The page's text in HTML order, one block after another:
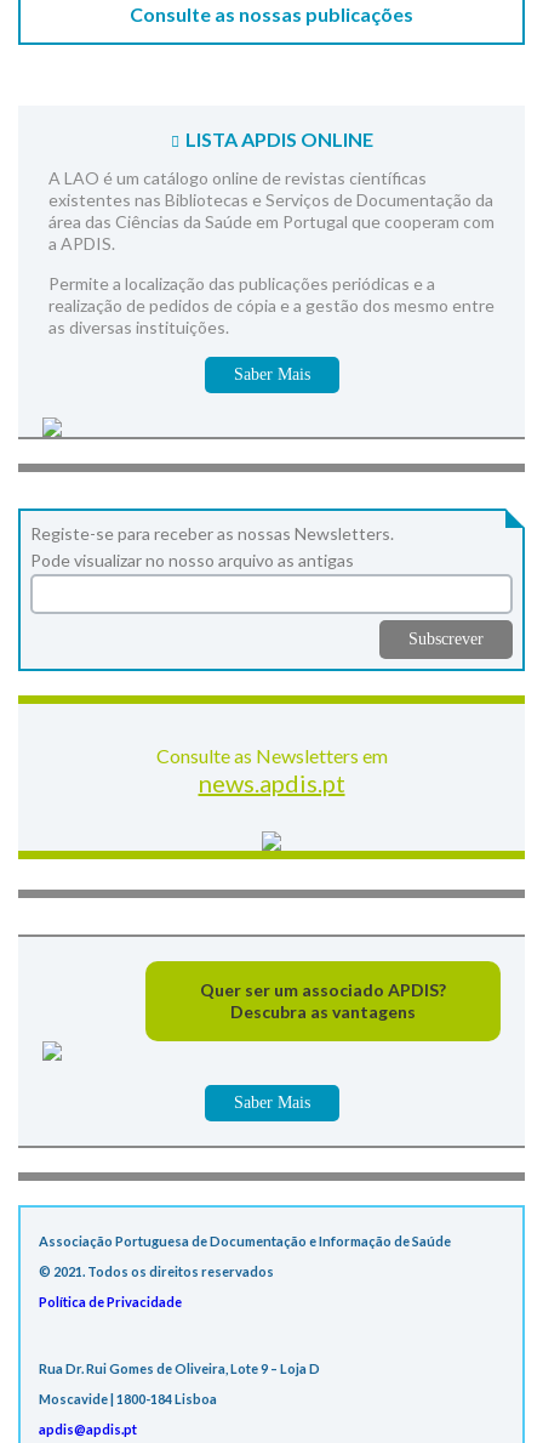
Consulte as nossas publicações
LISTA APDIS ONLINE
A LAO é um catálogo online de revistas científicas
existentes nas Bibliotecas e Serviços de Documentação da
área das Ciências da Saúde em Portugal que cooperam com
a APDIS.
Permite a localização das publicações periódicas e a
realização de pedidos de cópia e a gestão dos mesmo entre
as diversas instituições.
Saber Mais
Registe-se para receber as nossas Newsletters.
Pode visualizar no nosso arquivo as antigas
Consulte as Newsletters em
news.apdis.pt
Quer ser um associado APDIS?
Descubra as vantagens
Saber Mais
Associação Portuguesa de Documentação e Informação de Saúde
© 2021. Todos os direitos reservados
Política de Privacidade
Rua Dr. Rui Gomes de Oliveira, Lote 9 – Loja D
Moscavide | 1800-184 Lisboa
apdis@apdis.pt